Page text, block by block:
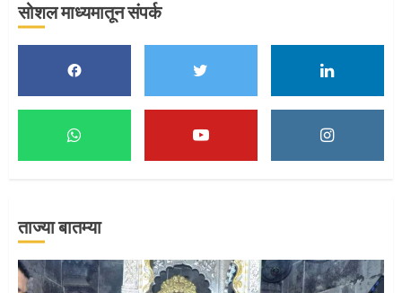
मुख्यमंत्र्यांच्या हस्ते विठ्ठलाची महापूजा
माऊलींच्या पादुकांना नीरा स्नान
सोशल माध्यमातून संपर्क
ताज्या बातम्या